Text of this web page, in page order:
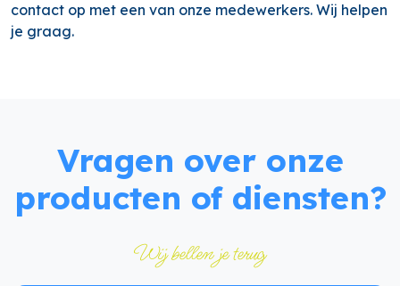
contact op met een van onze medewerkers. Wij helpen
je graag.
Vragen over onze
producten of diensten?
Wij bellen je terug